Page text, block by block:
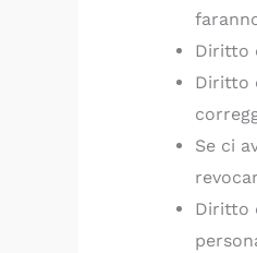
Diritto
Diritto
Se ci
Diritto